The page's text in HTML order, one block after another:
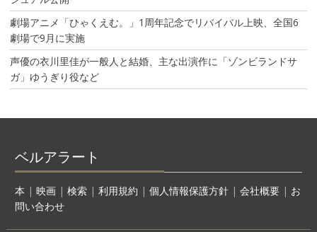
劇場アニメ「ひゃくえむ。」1周年記念でリバイバル上映、全国6
劇場で9月に実施
声優の衣川里佳が一般人と結婚、主な出演作に「ゾンビランドサ
ガ」ゆうぎり役など
ベルアラート
本 | 映画| 検索| 利用規約 | 個人情報保護方針| 会社概要| お
問い合わせ